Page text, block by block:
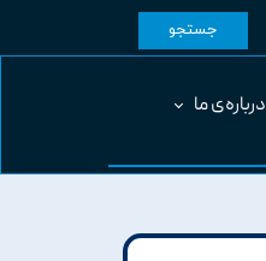
جستجو
درباره‌ی ما